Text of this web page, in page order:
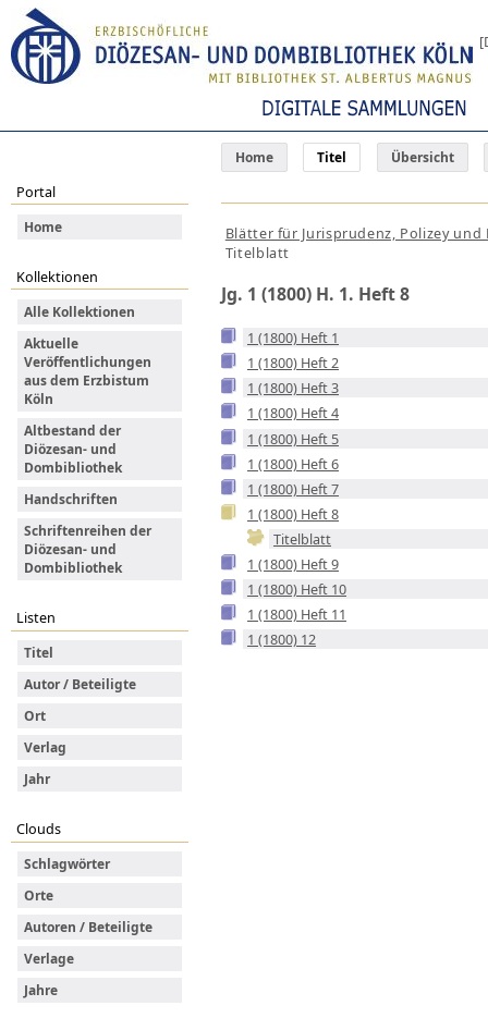
Home Titel Übersicht
Portal
Home
Kollektionen
Alle Kollektionen
Aktuelle
Veröffentlichungen
aus dem Erzbistum
Köln
Altbestand der
Diözesan- und
Dombibliothek
Handschriften
Schriftenreihen der
Diözesan- und
Dombibliothek
Listen
Titel
Autor / Beteiligte
Ort
Verlag
Jahr
Clouds
Schlagwörter
Orte
Autoren / Beteiligte
Verlage
Jahre
Blätter für Jurisprudenz, Polizey
Titelblatt
Jg. 1 (1800) H. 1. Heft 8
1 (1800) Heft 1
1 (1800) Heft 2
1 (1800) Heft 3
1 (1800) Heft 4
1 (1800) Heft 5
1 (1800) Heft 6
1 (1800) Heft 7
1 (1800) Heft 8
Titelblatt
1 (1800) Heft 9
1 (1800) Heft 10
1 (1800) Heft 11
1 (1800) 12